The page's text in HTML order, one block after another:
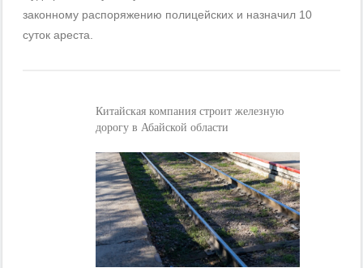
законному распоряжению полицейских и назначил 10
суток ареста.
Китайская компания строит железную
дорогу в Абайской области